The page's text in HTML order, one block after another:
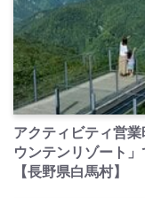
アクティビティ営
ウンテンリゾート
【長野県白馬村】